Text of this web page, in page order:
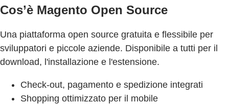
Cos’è Magento Open Source
Una piattaforma open source gratuita e flessibile per
sviluppatori e piccole aziende. Disponibile a tutti per il
download, l'installazione e l'estensione.
Check-out, pagamento e spedizione integrati
Shopping ottimizzato per il mobile